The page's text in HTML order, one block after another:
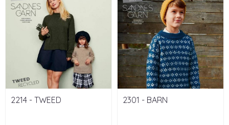
2214 - TWEED 2301 - BARN